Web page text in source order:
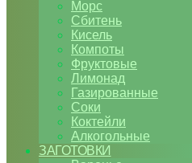
Морс
Сбитень
Кисель
Компоты
Фруктовые
Лимонад
Газированные
Соки
Коктейли
Алкогольные
ЗАГОТОВКИ